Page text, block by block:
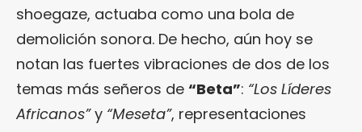
shoegaze, actuaba como una bola de
demolición sonora. De hecho, aún hoy se
notan las fuertes vibraciones de dos de los
temas más señeros de “Beta”: “Los Líderes
Africanos”y “Meseta”, representaciones